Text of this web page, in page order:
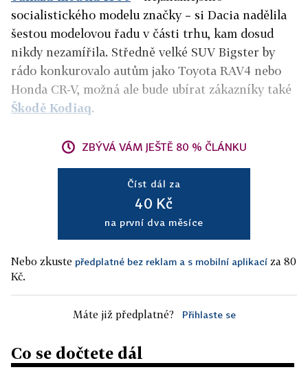
socialistického modelu značky – si Dacia nadělila
šestou modelovou řadu v části trhu, kam dosud
nikdy nezamířila. Středně velké SUV Bigster by
rádo konkurovalo autům jako Toyota RAV4 nebo
Honda CR-V, možná ale bude ubírat zákazníky také
Škodě Kodiaq.
ZBÝVÁ VÁM JEŠTĚ 80 % ČLÁNKU
Číst dál za
40 Kč
na první dva měsíce
Nebo zkuste předplatné bez reklam a s mobilní aplikací za 80
Kč.
Máte již předplatné? Přihlaste se
Co se dočtete dál